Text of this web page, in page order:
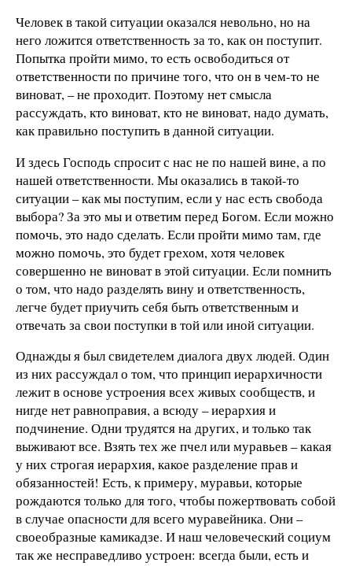
Человек в такой ситуации оказался невольно, но на
него ложится ответственность за то, как он поступит.
Попытка пройти мимо, то есть освободиться от
ответственности по причине того, что он в чем-то не
виноват, – не проходит. Поэтому нет смысла
рассуждать, кто виноват, кто не виноват, надо думать,
как правильно поступить в данной ситуации.
И здесь Господь спросит с нас не по нашей вине, а по
нашей ответственности. Мы оказались в такой-то
ситуации – как мы поступим, если у нас есть свобода
выбора? За это мы и ответим перед Богом. Если можно
помочь, это надо сделать. Если пройти мимо там, где
можно помочь, это будет грехом, хотя человек
совершенно не виноват в этой ситуации. Если помнить
о том, что надо разделять вину и ответственность,
легче будет приучить себя быть ответственным и
отвечать за свои поступки в той или иной ситуации.
Однажды я был свидетелем диалога двух людей. Один
из них рассуждал о том, что принцип иерархичности
лежит в основе устроения всех живых сообществ, и
нигде нет равноправия, а всюду – иерархия и
подчинение. Одни трудятся на других, и только так
выживают все. Взять тех же пчел или муравьев – какая
у них строгая иерархия, какое разделение прав и
обязанностей! Есть, к примеру, муравьи, которые
рождаются только для того, чтобы пожертвовать собой
в случае опасности для всего муравейника. Они –
своеобразные камикадзе. И наш человеческий социум
так же несправедливо устроен: всегда были, есть и